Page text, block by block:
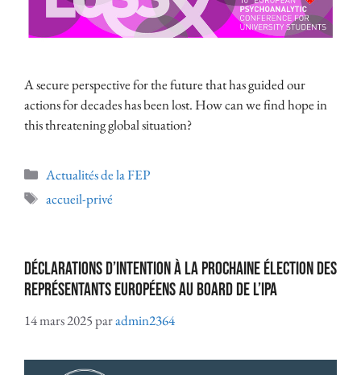
A secure perspective for the future that has guided our
actions for decades has been lost. How can we find hope in
this threatening global situation?
Actualités de la FEP
accueil-privé
Déclarations d’intention à la prochaine élection des
représentants européens au Board de l’IPA
14 mars 2025paradmin2364